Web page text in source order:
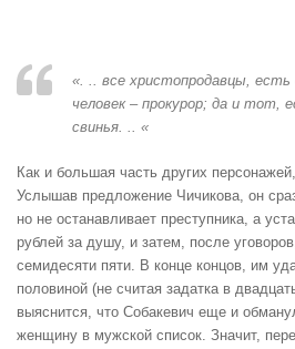
«. .. все христопродавцы, есть
человек – прокурор; да и тот,
свинья. .. «
Как и большая часть других
Услышав предложение Чичикова, он
но не останавливает преступника, а
рублей за душу, и затем, после
семидесяти пяти. В конце концов, им
половиной (не считая задатка в
выяснится, что Собакевич еще и
женщину в мужской список. Значит,